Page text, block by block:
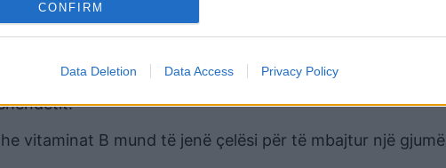
CONFIRM
Data Deletion Data Access Privacy Policy
të shkaktohet nga mungesa e lëndëve ushqyese
energjisë.
krijuar për të kompensuar mungesën e vitaminës dhe
vitaminat B mund të jenë çelësi për të mbajtur një gjumë